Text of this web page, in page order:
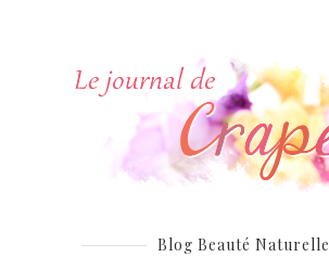
Blog Beauté Naturelle